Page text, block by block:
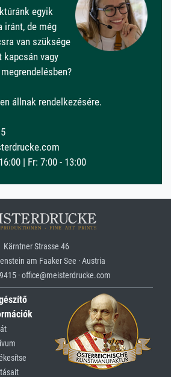
egyik
iránt, de még
van szüksége
vagy
állnak rendelkezésére.
| Fr: 7:00 - 13:00
Kärntner Strasse 46
am Faaker See · Austria
· office@meisterdrucke.com